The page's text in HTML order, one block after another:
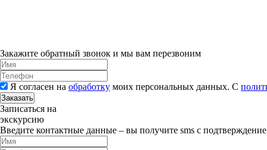
Закажите обратный звонок и мы вам перезвоним
Я согласен на обработку моих персональных данных. С
Заказать
Записаться на
экскурсию
Введите контактные данные – вы получите sms с